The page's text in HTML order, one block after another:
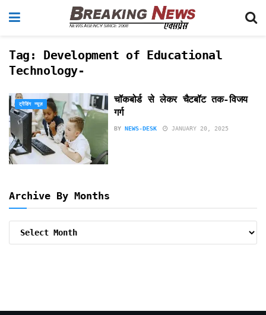
Tag: Development of Educational
Technology-
ट्रेंडिंग न्यूज़
चॉकबोर्ड से लेकर चैटबॉट तक-विजय
गर्ग
BY NEWS-DESK JANUARY 20, 2025
Archive By Months